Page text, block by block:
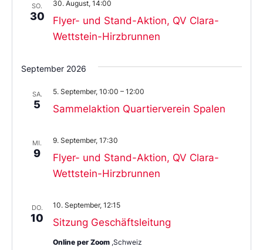
SO.
30
Flyer- und Stand-Aktion, QV Clara-
Wettstein-Hirzbrunnen
30. August, 14:00
September 2026
SA.
5 Sammelaktion Quartierverein Spalen
5. September, 10:00 – 12:00
MI.
9
Flyer- und Stand-Aktion, QV Clara-
Wettstein-Hirzbrunnen
9. September, 17:30
DO.
10 Sitzung Geschäftsleitung
10. September, 12:15
Online per Zoom ,Schweiz